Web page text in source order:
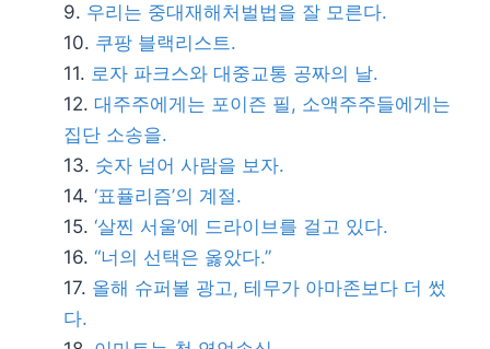
우리는 중대재해처벌법을 잘 모른다.
쿠팡 블랙리스트.
로자 파크스와 대중교통 공짜의 날.
대주주에게는 포이즌 필, 소액주주들에게는
집단 소송을.
숫자 넘어 사람을 보자.
‘표퓰리즘’의 계절.
‘살찐 서울’에 드라이브를 걸고 있다.
“너의 선택은 옳았다.”
올해 슈퍼볼 광고, 테무가 아마존보다 더 썼
다.